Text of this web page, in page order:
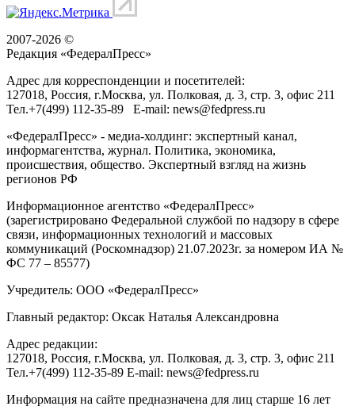
2007-2026 ©
Редакция «ФедералПресс»
Адрес для корреспонденции и посетителей:
127018, Россия, г.Москва, ул. Полковая, д. 3, стр. 3, офис 211
Тел.+7(499) 112-35-89 E-mail: news@fedpress.ru
«ФедералПресс» - медиа-холдинг: экспертный канал,
информагентства, журнал. Политика, экономика,
происшествия, общество. Экспертный взгляд на жизнь
регионов РФ
Информационное агентство «ФедералПресс»
(зарегистрировано Федеральной службой по надзору в сфере
связи, информационных технологий и массовых
коммуникаций (Роскомнадзор) 21.07.2023г. за номером ИА №
ФС 77 – 85577)
Учредитель: ООО «ФедералПресс»
Главный редактор: Оксак Наталья Александровна
Адрес редакции:
127018, Россия, г.Москва, ул. Полковая, д. 3, стр. 3, офис 211
Тел.+7(499) 112-35-89 E-mail: news@fedpress.ru
Информация на сайте предназначена для лиц старше 16 лет